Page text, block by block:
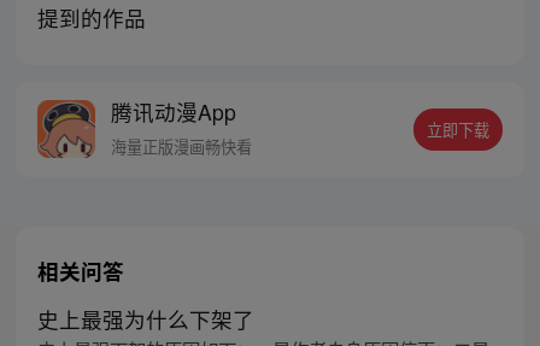
提到的作品
腾讯动漫App
海量正版漫画畅快看
立即下载
相关问答
史上最强为什么下架了